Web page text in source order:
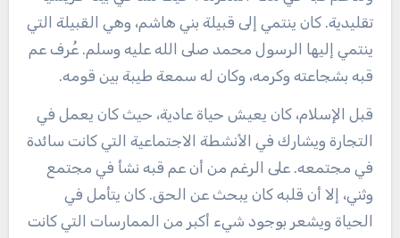
تقليدية. كان ينتمي إلى قبيلة بني هاشم، وهي القبيلة التي
ينتمي إليها الرسول محمد صلى الله عليه وسلم. عُرف عم
قبه بشجاعته وكرمه، وكان له سمعة طيبة بين قومه.
قبل الإسلام، كان يعيش حياة عادية، حيث كان يعمل في
التجارة ويشارك في الأنشطة الاجتماعية التي كانت سائدة
في مجتمعه. على الرغم من أن عم قبه نشأ في مجتمع
وثني، إلا أن قلبه كان يبحث عن الحق. كان يتأمل في
الحياة ويشعر بوجود شيء أكبر من الممارسات التي كانت